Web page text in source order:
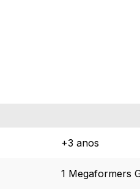
+3 anos
1 Megaformers